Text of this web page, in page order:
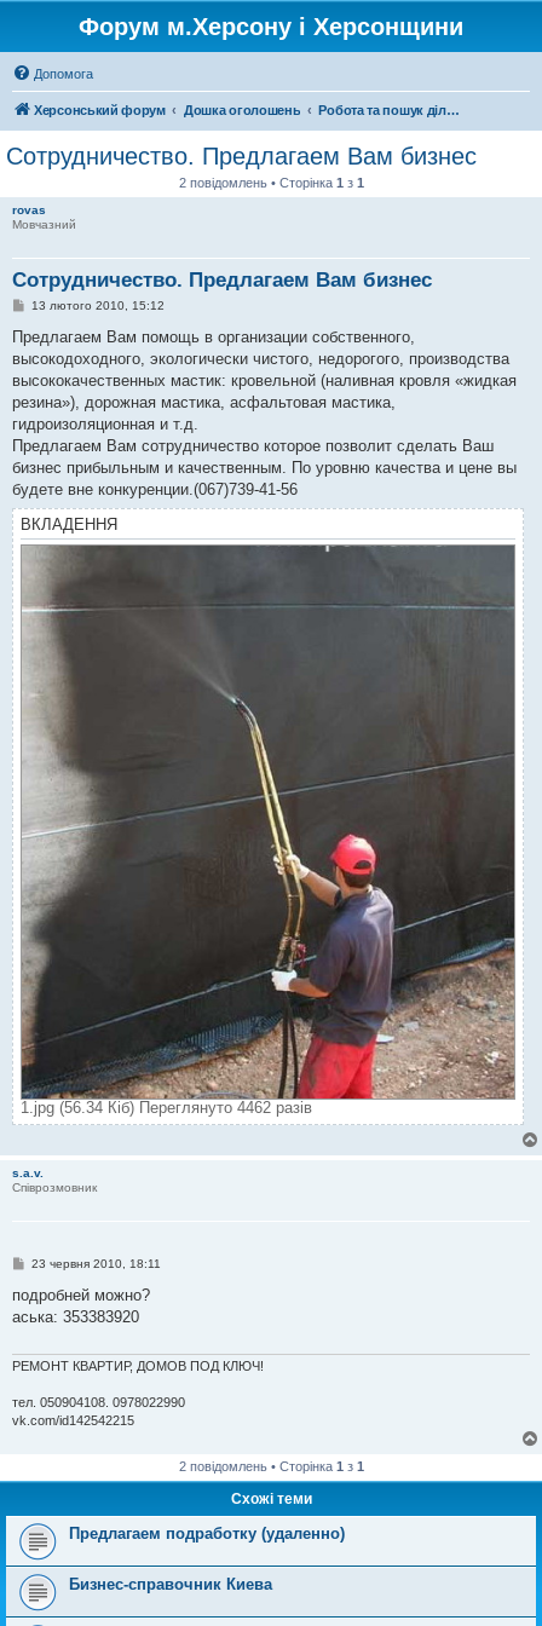
Форум м.Херсону і Херсонщини
Допомога
Херсонський форум Дошка оголошень Робота та пошук ділових партнерів
Cотрудничество. Предлагаем Вам бизнес
2 повідомлень • Сторінка 1 з 1
rovas
Мовчазний
Cотрудничество. Предлагаем Вам бизнес
П
в
д
о
л
е
н
н
я
13 лютого 2010, 15:12
Предлагаем Вам помощь в организации собственного,
высокодоходного, экологически чистого, недорогого, производства
высококачественных мастик: кровельной (наливная кровля «жидкая
резина»), дорожная мастика, асфальтовая мастика,
гидроизоляционная и т.д.
Предлагаем Вам сотрудничество которое позволит сделать Ваш
бизнес прибыльным и качественным. По уровню качества и цене вы
будете вне конкуренции.(067)739-41-56
ВКЛАДЕННЯ
1.jpg (56.34 Кіб) Переглянуто 4462 разів
s.a.v.
Співрозмовник
П
в
д
л
н
я
23 червня 2010, 18:11
подробней можно?
аська: 353383920
РЕМОНТ КВАРТИР, ДОМОВ ПОД КЛЮЧ!
тел. 050904108. 0978022990
vk.com/id142542215
2 повідомлень • Сторінка 1 з 1
Схожі теми
Предлагаем подработку (удаленно)
Бизнес-справочник Киева